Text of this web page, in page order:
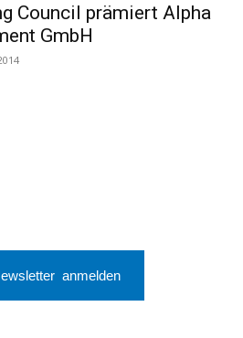
Council prämiert Alpha
GmbH
anmelden